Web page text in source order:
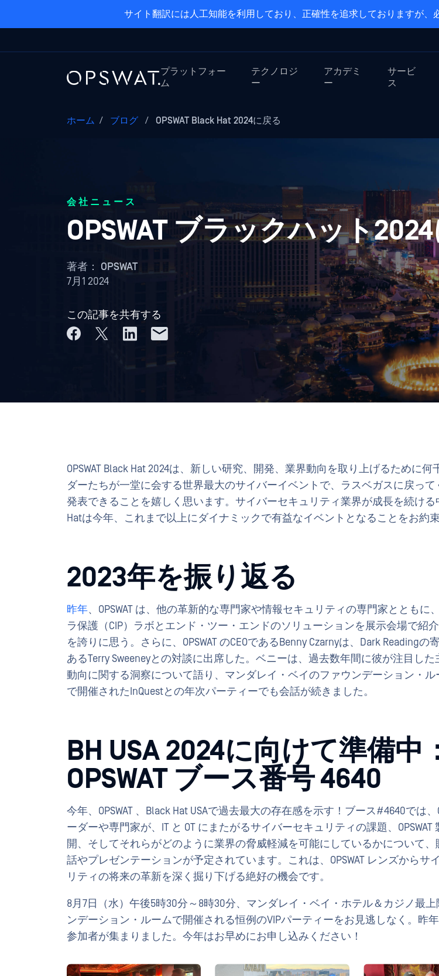
サイト翻訳には人工知能を利用しており、正確性を追求しておりますが、
プラットフォー
ム
テクノロジ
ー
アカデミ
ー
サービ
ス
ホーム / ブログ / OPSWAT Black Hat 2024に戻る
会社ニュース
OPSWAT ブラックハット
著者： OPSWAT
7月1 2024
この記事を共有する
OPSWAT Black Hat 2024は、新しい研究、開発、業界動向を取り上げるために何
ダーたちが一堂に会する世界最大のサイバーイベントで、ラスベガスに戻って
発表できることを嬉しく思います。サイバーセキュリティ業界が成長を続ける
Hatは今年、これまで以上にダイナミックで有益なイベントとなることをお約
2023年を振り返る
昨年、OPSWAT は、他の革新的な専門家や情報セキュリティの専門家とともに
ラ保護（CIP）ラボとエンド・ツー・エンドのソリューションを展示会場で紹
を誇りに思う。さらに、OPSWAT のCEOであるBenny Czarnyは、Dark Readingの
あるTerry Sweeneyとの対談に出席した。ベニーは、過去数年間に彼が注目した
動向に関する洞察について語り、マンダレイ・ベイのファウンデーション・ル
で開催されたInQuestとの年次パーティーでも会話が続きました。
BH USA 2024に向けて準備中
OPSWAT ブース番号 4640
今年、OPSWAT 、Black Hat USAで過去最大の存在感を示す！ブース#4640では、
ーダーや専門家が、IT と OT にまたがるサイバーセキュリティの課題、OPSWAT
開、そしてそれらがどのように業界の脅威軽減を可能にしているかについて、
話やプレゼンテーションが予定されています。これは、OPSWAT レンズからサ
リティの将来の革新を深く掘り下げる絶好の機会です。
8月7日（水）午後5時30分～8時30分、マンダレイ・ベイ・ホテル＆カジノ最上
ンデーション・ルームで開催される恒例のVIPパーティーをお見逃しなく。昨
参加者が集まりました。今年はお早めにお申し込みください！